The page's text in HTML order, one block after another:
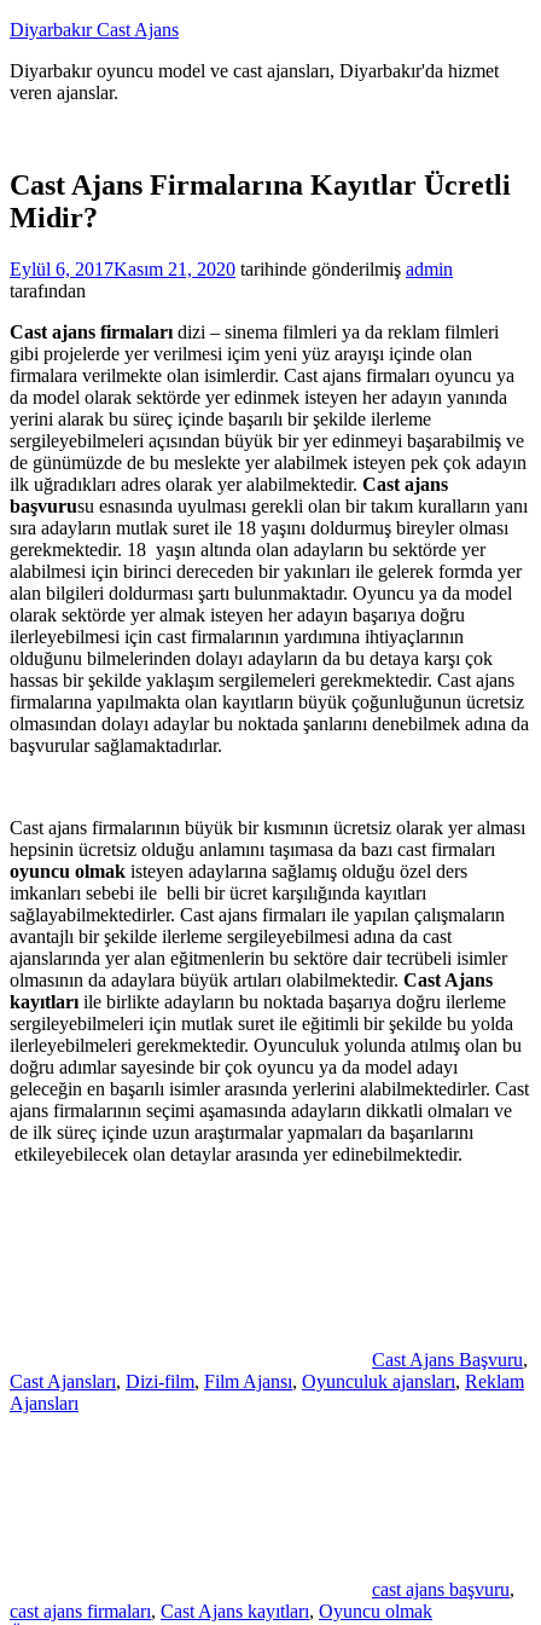
İçeriğe
Diyarbakır Cast Ajans
Diyarbakır oyuncu model ve cast ajansları, Diyarbakır'da hizmet
veren ajanslar.
Cast Ajans Firmalarına Kayıtlar Ücretli
Midir?
Eylül 6, 2017Kasım 21, 2020 tarihinde gönderilmiş admin
tarafından
Cast ajans firmaları dizi – sinema filmleri ya da reklam filmleri
gibi projelerde yer verilmesi içim yeni yüz arayışı içinde olan
firmalara verilmekte olan isimlerdir. Cast ajans firmaları oyuncu ya
da model olarak sektörde yer edinmek isteyen her adayın yanında
yerini alarak bu süreç içinde başarılı bir şekilde ilerleme
sergileyebilmeleri açısından büyük bir yer edinmeyi başarabilmiş ve
de günümüzde de bu meslekte yer alabilmek isteyen pek çok adayın
ilk uğradıkları adres olarak yer alabilmektedir. Cast ajans
başvurusu esnasında uyulması gerekli olan bir takım kuralların yanı
sıra adayların mutlak suret ile 18 yaşını doldurmuş bireyler olması
gerekmektedir. 18 yaşın altında olan adayların bu sektörde yer
alabilmesi için birinci dereceden bir yakınları ile gelerek formda yer
alan bilgileri doldurması şartı bulunmaktadır. Oyuncu ya da model
olarak sektörde yer almak isteyen her adayın başarıya doğru
ilerleyebilmesi için cast firmalarının yardımına ihtiyaçlarının
olduğunu bilmelerinden dolayı adayların da bu detaya karşı çok
hassas bir şekilde yaklaşım sergilemeleri gerekmektedir. Cast ajans
firmalarına yapılmakta olan kayıtların büyük çoğunluğunun ücretsiz
olmasından dolayı adaylar bu noktada şanlarını denebilmek adına da
başvurular sağlamaktadırlar.
Cast ajans firmalarının büyük bir kısmının ücretsiz olarak yer alması
hepsinin ücretsiz olduğu anlamını taşımasa da bazı cast firmaları
oyuncu olmak isteyen adaylarına sağlamış olduğu özel ders
imkanları sebebi ile belli bir ücret karşılığında kayıtları
sağlayabilmektedirler. Cast ajans firmaları ile yapılan çalışmaların
avantajlı bir şekilde ilerleme sergileyebilmesi adına da cast
ajanslarında yer alan eğitmenlerin bu sektöre dair tecrübeli isimler
olmasının da adaylara büyük artıları olabilmektedir. Cast Ajans
kayıtları ile birlikte adayların bu noktada başarıya doğru ilerleme
sergileyebilmeleri için mutlak suret ile eğitimli bir şekilde bu yolda
ilerleyebilmeleri gerekmektedir. Oyunculuk yolunda atılmış olan bu
doğru adımlar sayesinde bir çok oyuncu ya da model adayı
geleceğin en başarılı isimler arasında yerlerini alabilmektedirler. Cast
ajans firmalarının seçimi aşamasında adayların dikkatli olmaları ve
de ilk süreç içinde uzun araştırmalar yapmaları da başarılarını
etkileyebilecek olan detaylar arasında yer edinebilmektedir.
Cast Ajans Başvuru,
Cast Ajansları, Dizi-film, Film Ajansı, Oyunculuk ajansları, Reklam
Ajansları
cast ajans başvuru,
cast ajans firmaları, Cast Ajans kayıtları, Oyuncu olmak